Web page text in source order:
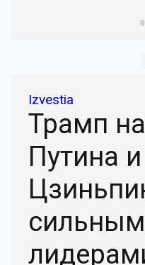
Izvestia
Трамп
Путина